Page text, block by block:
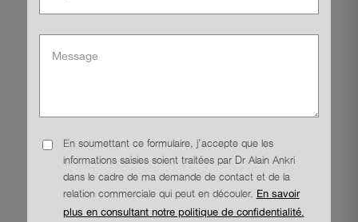
En soumettant ce formulaire, j'accepte que les
informations saisies soient traitées par Dr Alain Ankri
dans le cadre de ma demande de contact et de la
relation commerciale qui peut en découler. En savoir
plus en consultant notre politique de confidentialité.